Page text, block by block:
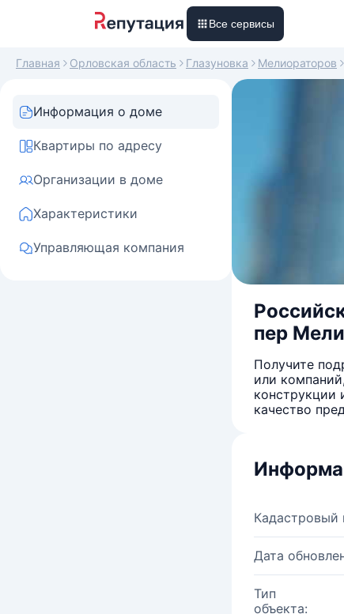
Все сервисы
Главная Орловская область Глазуновка Мелиораторов
Информация о доме
Квартиры по адресу
Организации в доме
Характеристики
Управляющая компания
пер
Получите
или
конструкции
качество
Кадастровый
Дата
Тип
объекта: